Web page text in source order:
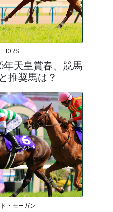
年天皇賞春、競馬
推奨馬は？
・モーガン